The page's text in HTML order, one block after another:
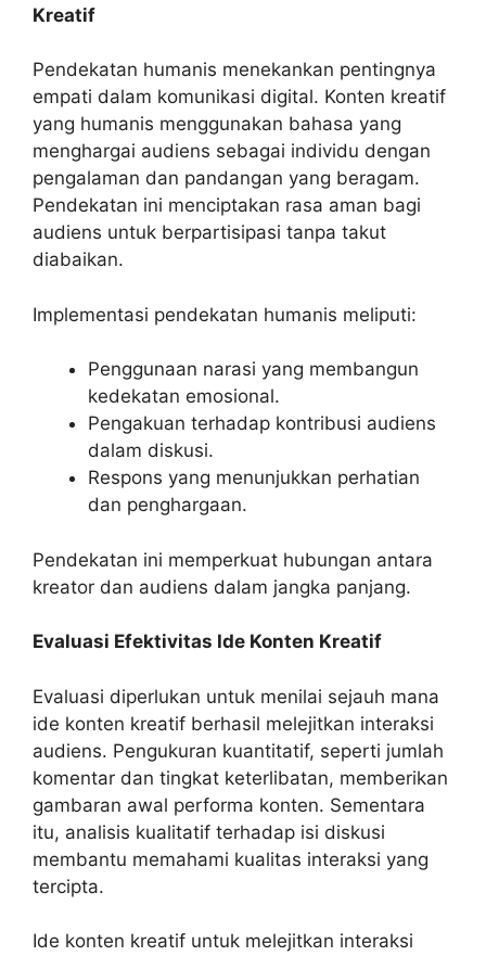
Kreatif
Pendekatan humanis menekankan pentingnya
empati dalam komunikasi digital. Konten kreatif
yang humanis menggunakan bahasa yang
menghargai audiens sebagai individu dengan
pengalaman dan pandangan yang beragam.
Pendekatan ini menciptakan rasa aman bagi
audiens untuk berpartisipasi tanpa takut
diabaikan.
Implementasi pendekatan humanis meliputi:
Penggunaan narasi yang membangun
kedekatan emosional.
Pengakuan terhadap kontribusi audiens
dalam diskusi.
Respons yang menunjukkan perhatian
dan penghargaan.
Pendekatan ini memperkuat hubungan antara
kreator dan audiens dalam jangka panjang.
Evaluasi Efektivitas Ide Konten Kreatif
Evaluasi diperlukan untuk menilai sejauh mana
ide konten kreatif berhasil melejitkan interaksi
audiens. Pengukuran kuantitatif, seperti jumlah
komentar dan tingkat keterlibatan, memberikan
gambaran awal performa konten. Sementara
itu, analisis kualitatif terhadap isi diskusi
membantu memahami kualitas interaksi yang
tercipta.
Ide konten kreatif untuk melejitkan interaksi